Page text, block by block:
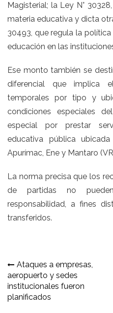
Magisterial; la Ley N°
materia educativa y dicta
30493, que regula la
educación en las
Ese monto también se
diferencial que implica
temporales por tipo y
condiciones especiales
especial por prestar
educativa pública
Apurímac, Ene y Mantaro
La norma precisa que los
de partidas no
responsabilidad, a fines
transferidos.
Navegación
de
entradas
Ataques a empresas,
aeropuerto y sedes
institucionales fueron
planificados